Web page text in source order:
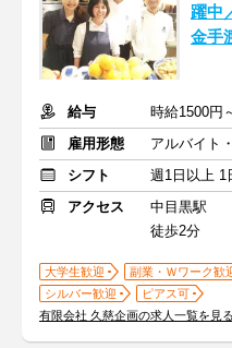
躍中
金手
給与
雇用形態
アルバイト
シフト
週1日以上 1
アクセス
中目黒駅
徒歩2分
大学生歓迎 副業・Ｗワーク歓
シルバー歓迎
ピアス可
有限会社 久慈企画の求人一覧を見る